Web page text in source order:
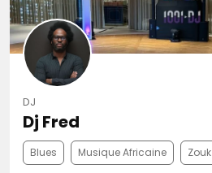
DJ
Dj Fred
Blues Musique Africaine Zouk